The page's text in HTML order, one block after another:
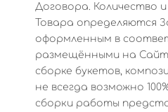
Договора. Количество
Товара определяются
оформленным в
размещёнными на
сборке букетов,
не всегда возможно
сборки работы